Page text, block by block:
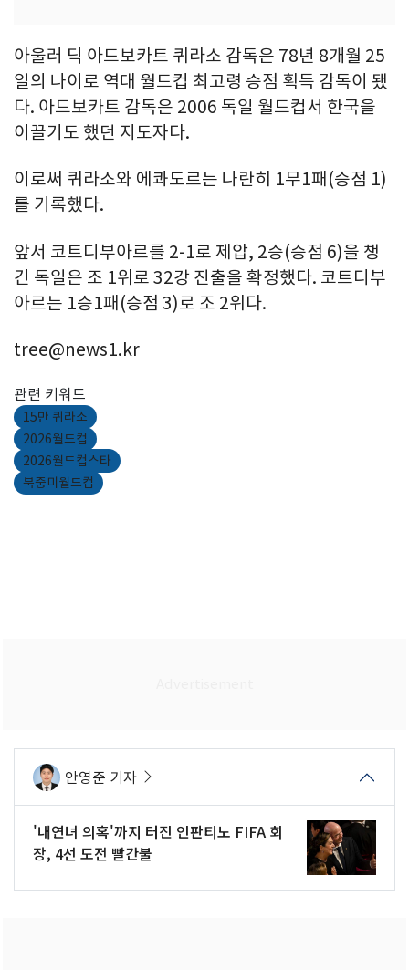
아울러 딕 아드보카트 퀴라소 감독은 78년 8개월 25
일의 나이로 역대 월드컵 최고령 승점 획득 감독이 됐
다. 아드보카트 감독은 2006 독일 월드컵서 한국을
이끌기도 했던 지도자다.
이로써 퀴라소와 에콰도르는 나란히 1무1패(승점 1)
를 기록했다.
앞서 코트디부아르를 2-1로 제압, 2승(승점 6)을 챙
긴 독일은 조 1위로 32강 진출을 확정했다. 코트디부
아르는 1승1패(승점 3)로 조 2위다.
tree@news1.kr
관련 키워드
15만 퀴라소
2026월드컵
2026월드컵스타
북중미월드컵
안영준 기자
'내연녀 의혹'까지 터진 인판티노 FIFA 회
장, 4선 도전 빨간불